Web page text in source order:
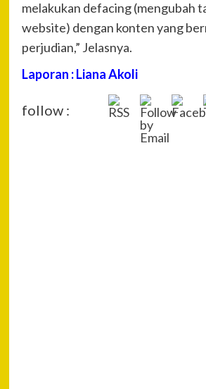
melakukan defacing (mengubah
website) dengan konten yang
perjudian,” Jelasnya.
Laporan : Liana Akoli
follow :